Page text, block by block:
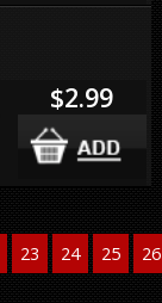
$2.99
23 24 25 26